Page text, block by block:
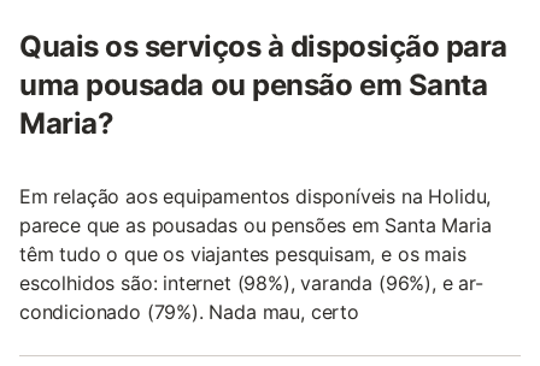
Quais os serviços à disposição para
uma pousada ou pensão em Santa
Maria?
Em relação aos equipamentos disponíveis na Holidu,
parece que as pousadas ou pensões em Santa Maria
têm tudo o que os viajantes pesquisam, e os mais
escolhidos são: internet (98%), varanda (96%), e ar-
condicionado (79%). Nada mau, certo